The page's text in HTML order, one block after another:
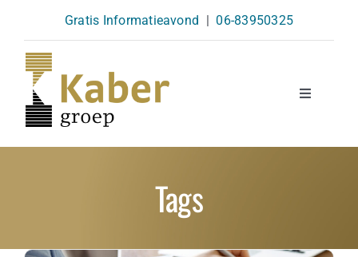
content
Gratis Informatieavond | 06-83950325
Toggle
Opleidingen
Agenda
Tags